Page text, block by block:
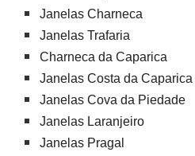
Janelas Charneca
Janelas Trafaria
Charneca da Caparica
Janelas Costa da Caparica
Janelas Cova da Piedade
Janelas Laranjeiro
Janelas Pragal